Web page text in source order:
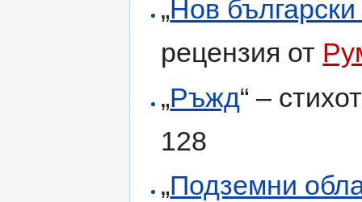
„Нов
рецензия от
„Ръжд“ –
128
„Подземни